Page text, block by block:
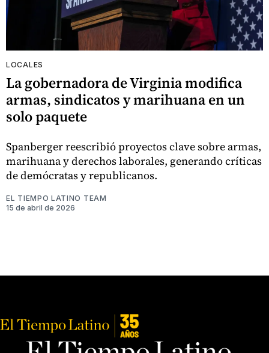
LOCALES
La gobernadora de Virginia modifica
armas, sindicatos y marihuana en un
solo paquete
Spanberger reescribió proyectos clave sobre armas,
marihuana y derechos laborales, generando críticas
de demócratas y republicanos.
EL TIEMPO LATINO TEAM
15 de abril de 2026